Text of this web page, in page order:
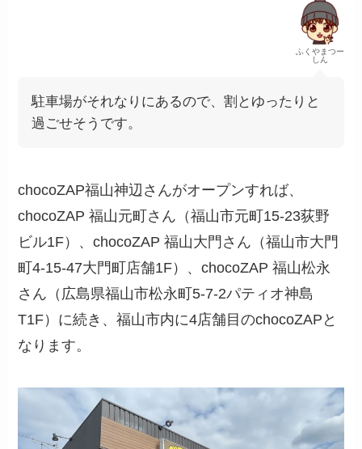
ふくやまつー
しん
駐車場がそれなりにあるので、割とゆったりと
過ごせそうです。
chocoZAP福山神辺さんがオープンすれば、
chocoZAP 福山元町さん（福山市元町15-23荻野
ビル1F）、chocoZAP 福山大門さん（福山市大門
町4-15-47大門町店舗1F）、chocoZAP 福山松永
さん（広島県福山市松永町5-7-2パティオ神島
T1F）に続き、福山市内に4店舗目のchocoZAPと
なります。